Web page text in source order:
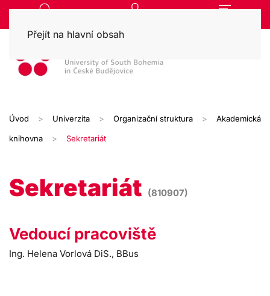
Přejít na hlavní obsah
Úvod Univerzita Organizační struktura Akademická
knihovna Sekretariát
Sekretariát (810907)
Vedoucí pracoviště
Ing. Helena Vorlová DiS., BBus